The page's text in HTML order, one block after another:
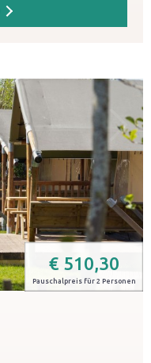
€ 510,30
Pauschalpreis für 2 Personen